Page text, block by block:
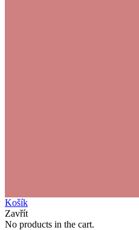
Košík
Zavřít
No products in the cart.